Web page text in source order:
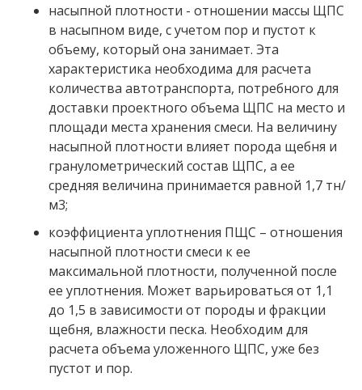
насыпной плотности - отношении массы ЩПС
в насыпном виде, с учетом пор и пустот к
объему, который она занимает. Эта
характеристика необходима для расчета
количества автотранспорта, потребного для
доставки проектного объема ЩПС на место и
площади места хранения смеси. На величину
насыпной плотности влияет порода щебня и
гранулометрический состав ЩПС, а ее
средняя величина принимается равной 1,7 тн/
м3;
коэффициента уплотнения ПЩС – отношения
насыпной плотности смеси к ее
максимальной плотности, полученной после
ее уплотнения. Может варьироваться от 1,1
до 1,5 в зависимости от породы и фракции
щебня, влажности песка. Необходим для
расчета объема уложенного ЩПС, уже без
пустот и пор.